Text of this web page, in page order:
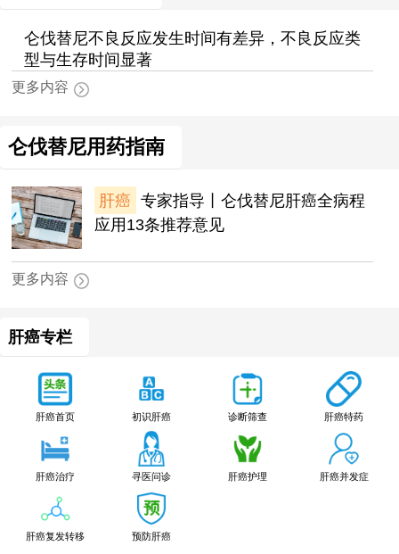
仑伐替尼不良反应发生时间有差异，不良反应类
型与生存时间显著
更多内容
仑伐替尼用药指南
肝癌 专家指导丨仑伐替尼肝癌全病程
应用13条推荐意见
更多内容
肝癌专栏
肝癌首页 初识肝癌 诊断筛查 肝癌特药
肝癌治疗 寻医问诊 肝癌护理 肝癌并发症
肝癌复发转移 预防肝癌